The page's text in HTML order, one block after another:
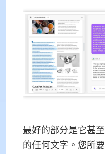
最好的部分是它甚
的任何文字。您所